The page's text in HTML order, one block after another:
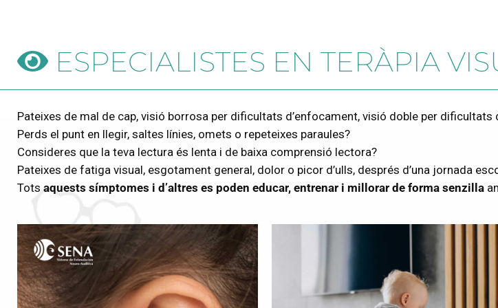
ESPECIALISTES EN TERÀPIA
Pateixes de mal de cap, visió borrosa per dificultats d’enfocament, visió doble per dificultats
Perds el punt en llegir, saltes línies, omets o repeteixes paraules?
Consideres que la teva lectura és lenta i de baixa comprensió lectora?
Pateixes de fatiga visual, esgotament general, dolor o picor d’ulls, després d’una jornada
Tots aquests símptomes i d’altres es poden educar, entrenar i millorar de forma senzilla